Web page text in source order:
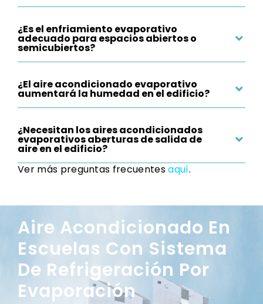
¿Es el enfriamiento evaporativo
adecuado para espacios abiertos o
semicubiertos?
¿El aire acondicionado evaporativo
aumentará la humedad en el edificio?
¿Necesitan los aires acondicionados
evaporativos aberturas de salida de
aire en el edificio?
Ver más preguntas frecuentesaquí.
Aire Acondicionado En
Escuelas Con Sistema
De Refrigeración Por
Evaporación